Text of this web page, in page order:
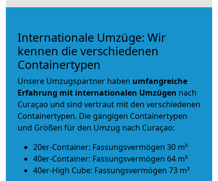
Internationale Umzüge: Wir
kennen die verschiedenen
Containertypen
Unsere Umzugspartner haben umfangreiche
Erfahrung mit internationalen Umzügen nach
Curaçao und sind vertraut mit den verschiedenen
Containertypen. Die gängigen Containertypen
und Größen für den Umzug nach Curaçao:
20er-Container: Fassungsvermögen 30 m³
40er-Container: Fassungsvermögen 64 m³
40er-High Cube: Fassungsvermögen 73 m³